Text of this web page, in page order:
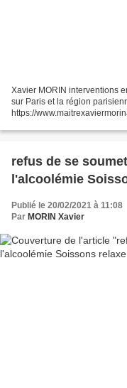
Xavier MORIN interventions
sur Paris et la région
https://
https://
refus de se
l'alcoolémie
Publié le 20/02/2021 à 11:08
Par MORIN Xavier